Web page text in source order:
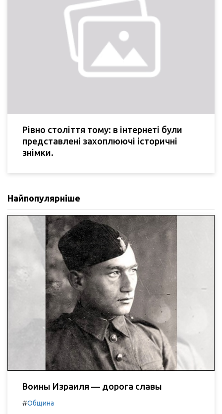
Рівно століття тому: в інтернеті були
представлені захоплюючі історичні
знімки.
Найпопулярніше
Воины Израиля — дорога славы
#Община